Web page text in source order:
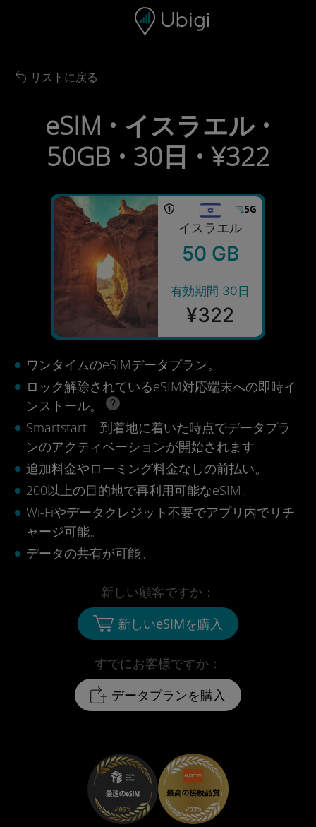
ナビゲーションバー フッター
Back to list
リストに戻る
eSIM • イスラエル •
50GB • 30日 • ¥322
イスラエル
50 GB
有効期間 30日
¥322
ワンタイムのeSIMデータプラン。
ロック解除されているeSIM対応端末への即時イ
ンストール。
Smartstart – 到着地に着いた時点でデータプラ
ンのアクティベーションが開始されます
追加料金やローミング料金なしの前払い。
200以上の目的地で再利用可能なeSIM。
Wi-Fiやデータクレジット不要でアプリ内でリチ
ャージ可能。
データの共有が可能。
すでにお客様ですか：
データプランを購入
新しい顧客ですか：
新しいeSIMを購入